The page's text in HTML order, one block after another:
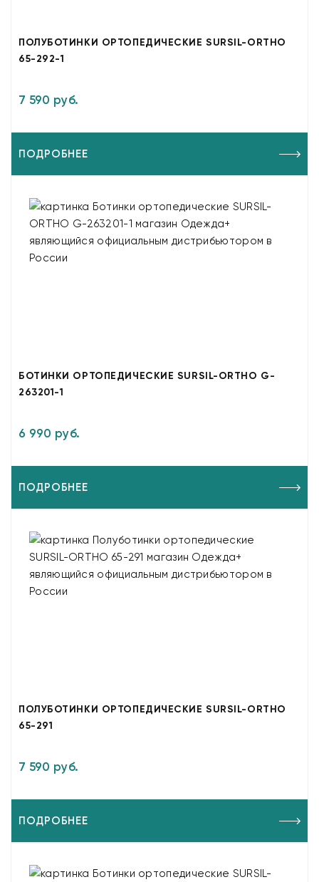
ПОЛУБОТИНКИ ОРТОПЕДИЧЕСКИЕ SURSIL-ORTHO
65-292-1
7 590 руб.
ПОДРОБНЕЕ
БОТИНКИ ОРТОПЕДИЧЕСКИЕ SURSIL-ORTHO G-
263201-1
6 990 руб.
ПОДРОБНЕЕ
ПОЛУБОТИНКИ ОРТОПЕДИЧЕСКИЕ SURSIL-ORTHO
65-291
7 590 руб.
ПОДРОБНЕЕ